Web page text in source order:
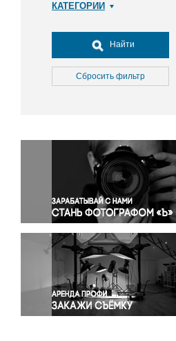
КАТЕГОРИИ
Досуг, туризм и отдых
Культура
Медицина
Окружающая среда
Политика
Правосудие
Происшествия и конфликты
Религия
Светская жизнь
Спорт
Экология
Экономика и бизнес
Найти
Сбросить фильтр